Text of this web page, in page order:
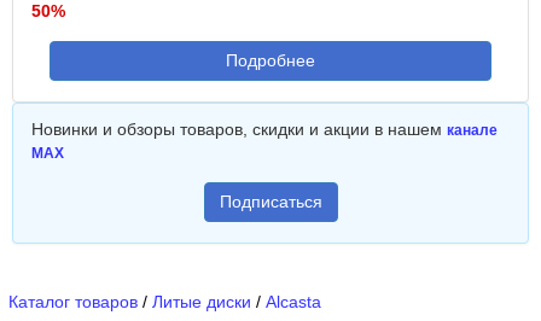
50%
Подробнее
Новинки и обзоры товаров, скидки и акции в нашем канале
MAX
Подписаться
Каталог товаров / Литые диски / Alcasta